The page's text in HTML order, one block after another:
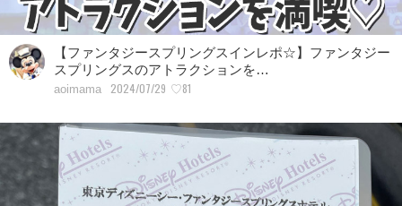
【ファンタジースプリングスインレポ☆】ファンタジー
スプリングスのアトラクションを…
aoimama 2024/07/29 ♡81